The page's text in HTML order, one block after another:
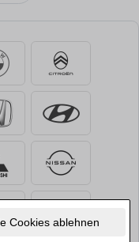
Cookies ablehnen